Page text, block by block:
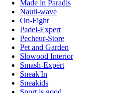
Made in Paradis
Nauti-wave
On-Fight
Padel-Expert
Pecheur-Store
Pet and Garden
Slowood Interior
Smash-Expert
Sneak'In
Sneakids